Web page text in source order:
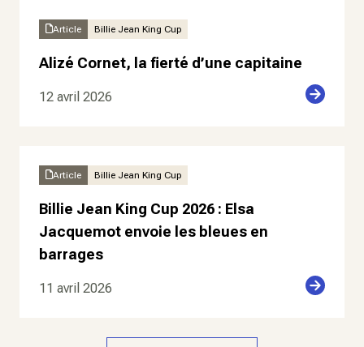
Article Billie Jean King Cup
Alizé Cornet, la fierté d’une capitaine
12 avril 2026
Article Billie Jean King Cup
Billie Jean King Cup 2026 : Elsa
Jacquemot envoie les bleues en
barrages
11 avril 2026